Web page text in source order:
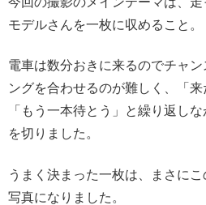
モデルさんを一枚に収めること。
電車は数分おきに来るのでチャ
ングを合わせるのが難しく、「来
「もう一本待とう」と繰り返し
を切りました。
うまく決まった一枚は、まさに
写真になりました。